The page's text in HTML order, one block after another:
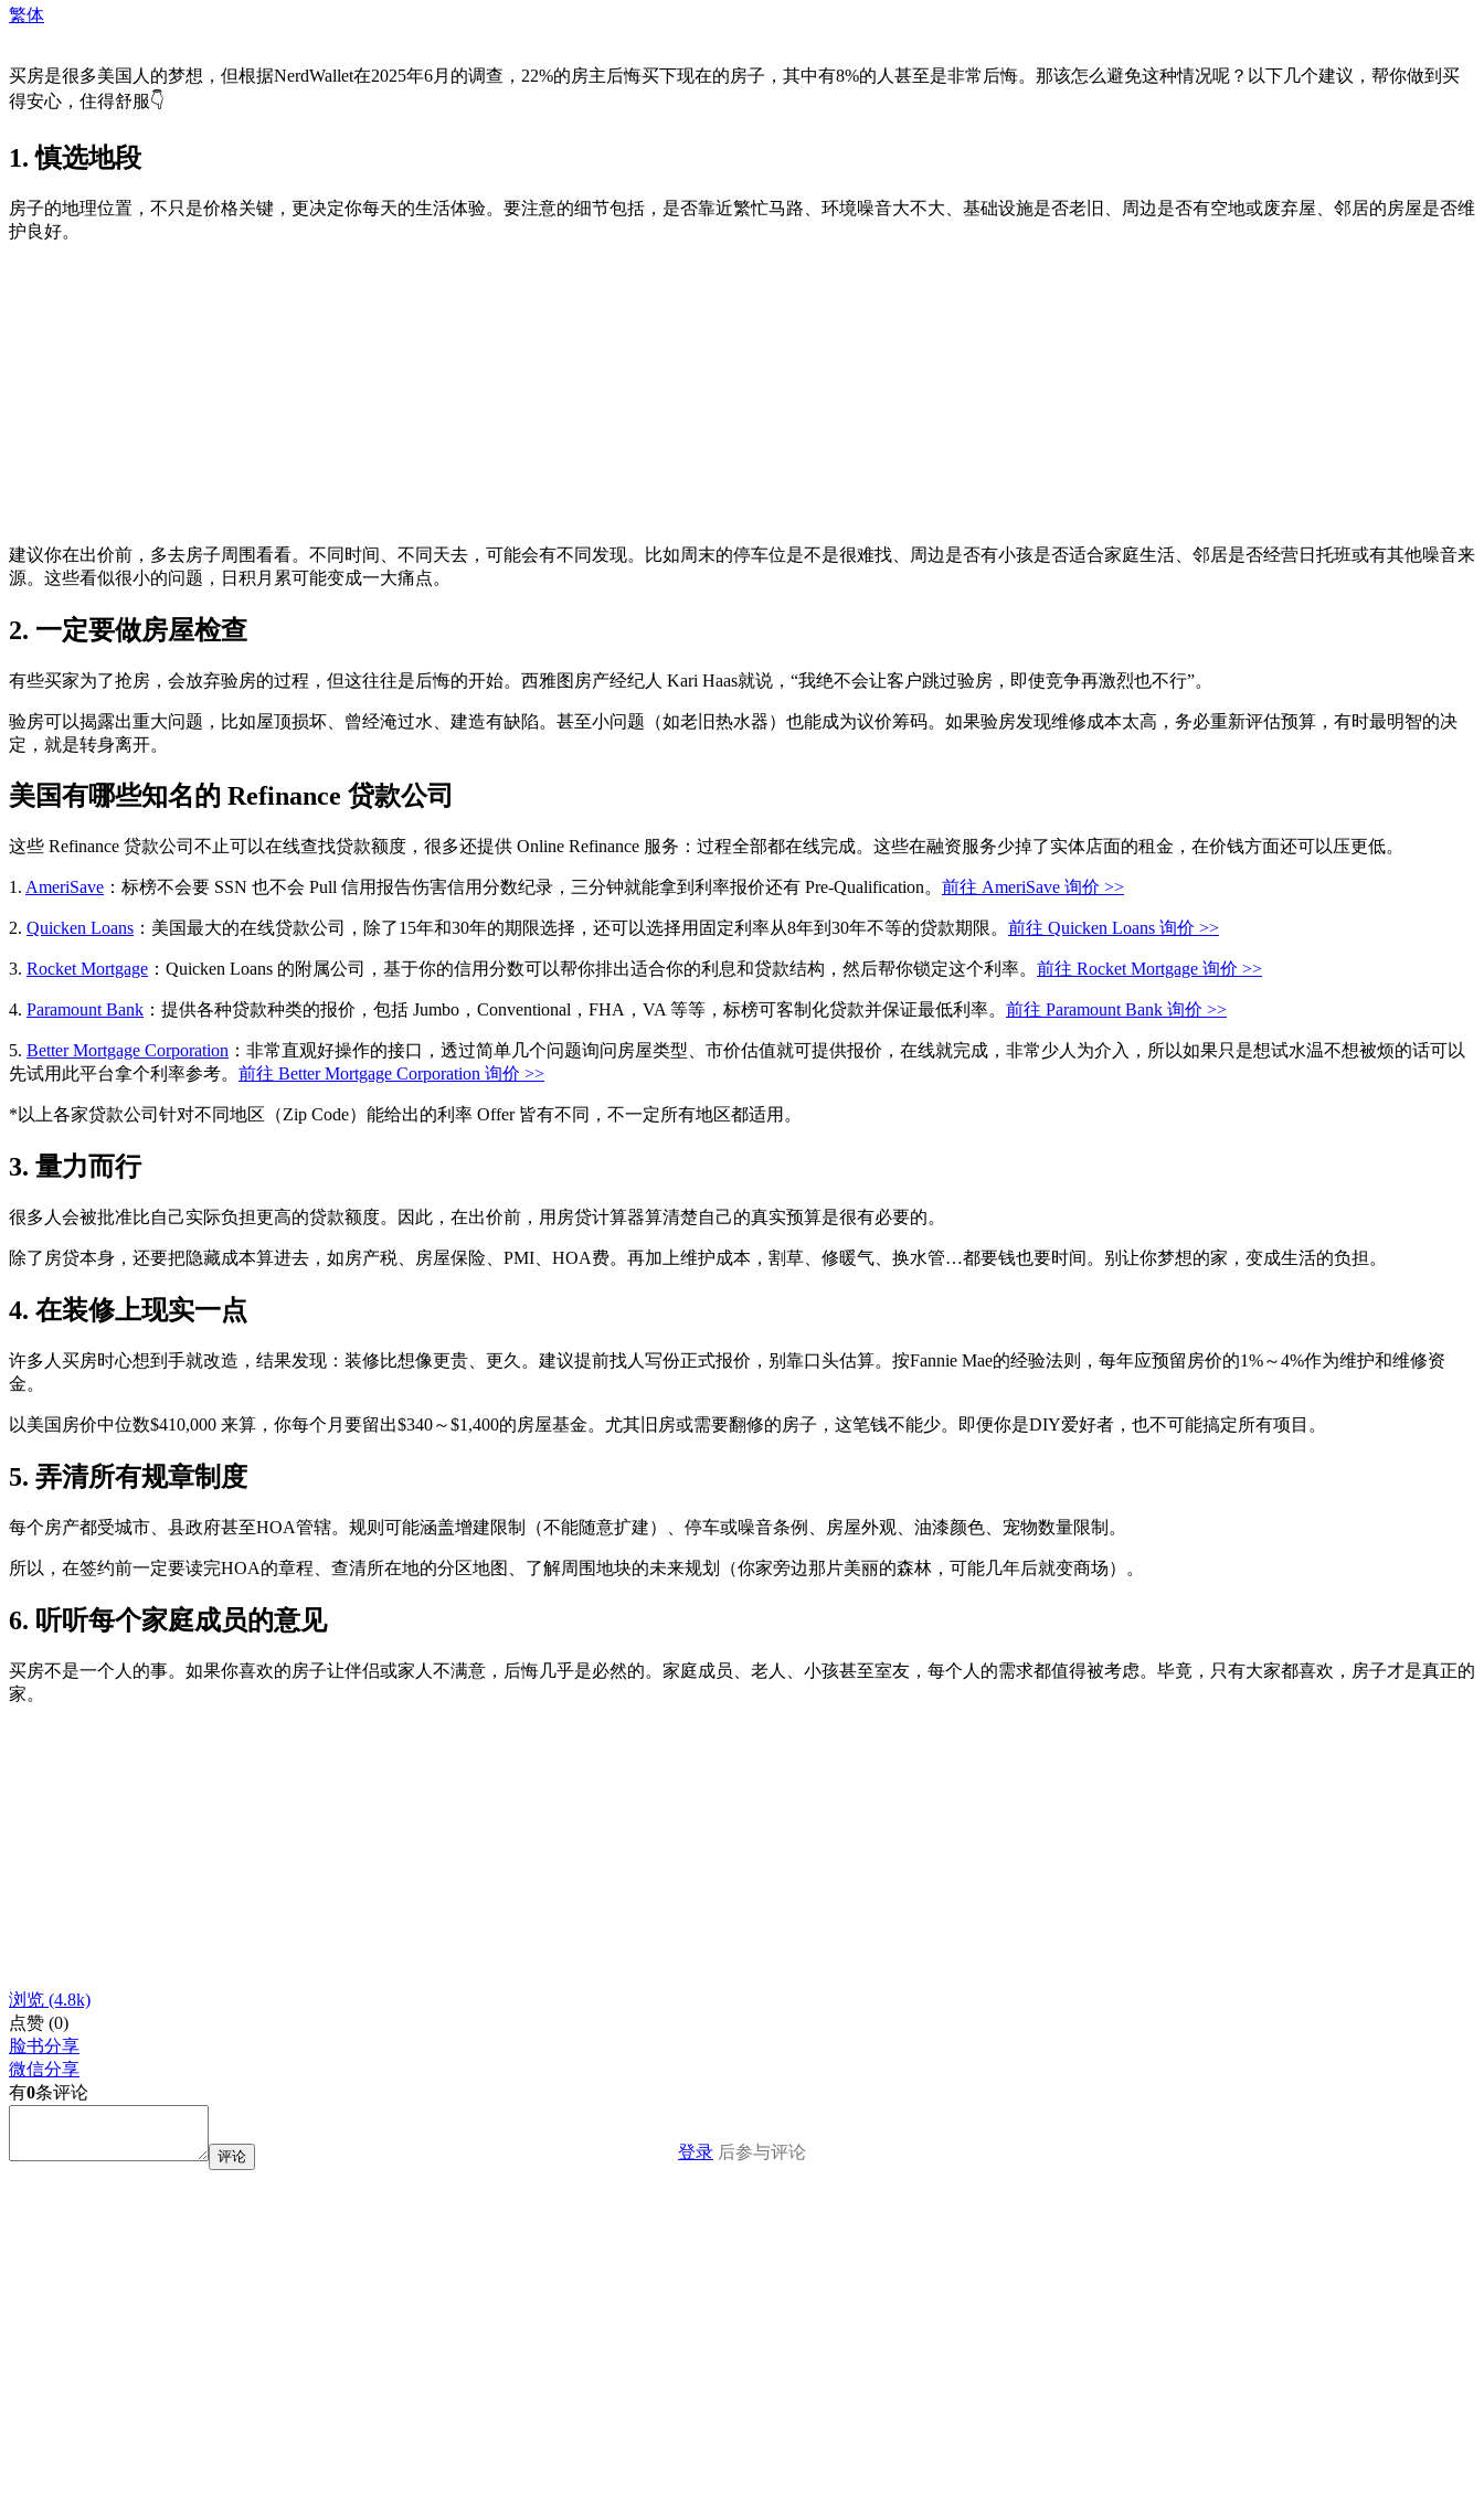
繁体
买房是很多美国人的梦想，但根据NerdWallet在2025年6月的调查，22%的房主后悔买下现在的房子，其中有8%的人甚至是非常后悔。那该怎么避免这种情况呢？以下几个建议，帮你做到买
得安心，住得舒服👇
1. 慎选地段
房子的地理位置，不只是价格关键，更决定你每天的生活体验。要注意的细节包括，是否靠近繁忙马路、环境噪音大不大、基础设施是否老旧、周边是否有空地或废弃屋、邻居的房屋是否维
护良好。
建议你在出价前，多去房子周围看看。不同时间、不同天去，可能会有不同发现。比如周末的停车位是不是很难找、周边是否有小孩是否适合家庭生活、邻居是否经营日托班或有其他噪音来
源。这些看似很小的问题，日积月累可能变成一大痛点。
2. 一定要做房屋检查
有些买家为了抢房，会放弃验房的过程，但这往往是后悔的开始。西雅图房产经纪人 Kari Haas就说，“我绝不会让客户跳过验房，即使竞争再激烈也不行”。
验房可以揭露出重大问题，比如屋顶损坏、曾经淹过水、建造有缺陷。甚至小问题（如老旧热水器）也能成为议价筹码。如果验房发现维修成本太高，务必重新评估预算，有时最明智的决
定，就是转身离开。
美国有哪些知名的 Refinance 贷款公司
这些 Refinance 贷款公司不止可以在线查找贷款额度，很多还提供 Online Refinance 服务：过程全部都在线完成。这些在融资服务少掉了实体店面的租金，在价钱方面还可以压更低。
1. AmeriSave ：标榜不会要 SSN 也不会 Pull 信用报告伤害信用分数纪录，三分钟就能拿到利率报价还有 Pre-Qualification。 前往 AmeriSave 询价 >>
2. Quicken Loans ：美国最大的在线贷款公司，除了15年和30年的期限选择，还可以选择用固定利率从8年到30年不等的贷款期限。 前往 Quicken Loans 询价 >>
3. Rocket Mortgage ：Quicken Loans 的附属公司，基于你的信用分数可以帮你排出适合你的利息和贷款结构，然后帮你锁定这个利率。 前往 Rocket Mortgage 询价 >>
4. Paramount Bank ：提供各种贷款种类的报价，包括 Jumbo，Conventional，FHA，VA 等等，标榜可客制化贷款并保证最低利率。 前往 Paramount Bank 询价 >>
5. Better Mortgage Corporation ：非常直观好操作的接口，透过简单几个问题询问房屋类型、市价估值就可提供报价，在线就完成，非常少人为介入，所以如果只是想试水温不想被烦的话可以
先试用此平台拿个利率参考。 前往 Better Mortgage Corporation 询价 >>
*以上各家贷款公司针对不同地区（Zip Code）能给出的利率 Offer 皆有不同，不一定所有地区都适用。
3. 量力而行
很多人会被批准比自己实际负担更高的贷款额度。因此，在出价前，用房贷计算器算清楚自己的真实预算是很有必要的。
除了房贷本身，还要把隐藏成本算进去，如房产税、房屋保险、PMI、HOA费。再加上维护成本，割草、修暖气、换水管…都要钱也要时间。别让你梦想的家，变成生活的负担。
4. 在装修上现实一点
许多人买房时心想到手就改造，结果发现：装修比想像更贵、更久。建议提前找人写份正式报价，别靠口头估算。按Fannie Mae的经验法则，每年应预留房价的1%～4%作为维护和维修资
金。
以美国房价中位数$410,000 来算，你每个月要留出$340～$1,400的房屋基金。尤其旧房或需要翻修的房子，这笔钱不能少。即便你是DIY爱好者，也不可能搞定所有项目。
5. 弄清所有规章制度
每个房产都受城市、县政府甚至HOA管辖。规则可能涵盖增建限制（不能随意扩建）、停车或噪音条例、房屋外观、油漆颜色、宠物数量限制。
所以，在签约前一定要读完HOA的章程、查清所在地的分区地图、了解周围地块的未来规划（你家旁边那片美丽的森林，可能几年后就变商场）。
6. 听听每个家庭成员的意见
买房不是一个人的事。如果你喜欢的房子让伴侣或家人不满意，后悔几乎是必然的。家庭成员、老人、小孩甚至室友，每个人的需求都值得被考虑。毕竟，只有大家都喜欢，房子才是真正的
家。
浏览 (4.8k)
点赞 (0)
脸书分享
微信分享
有0条评论
登录 后参与评论
评论